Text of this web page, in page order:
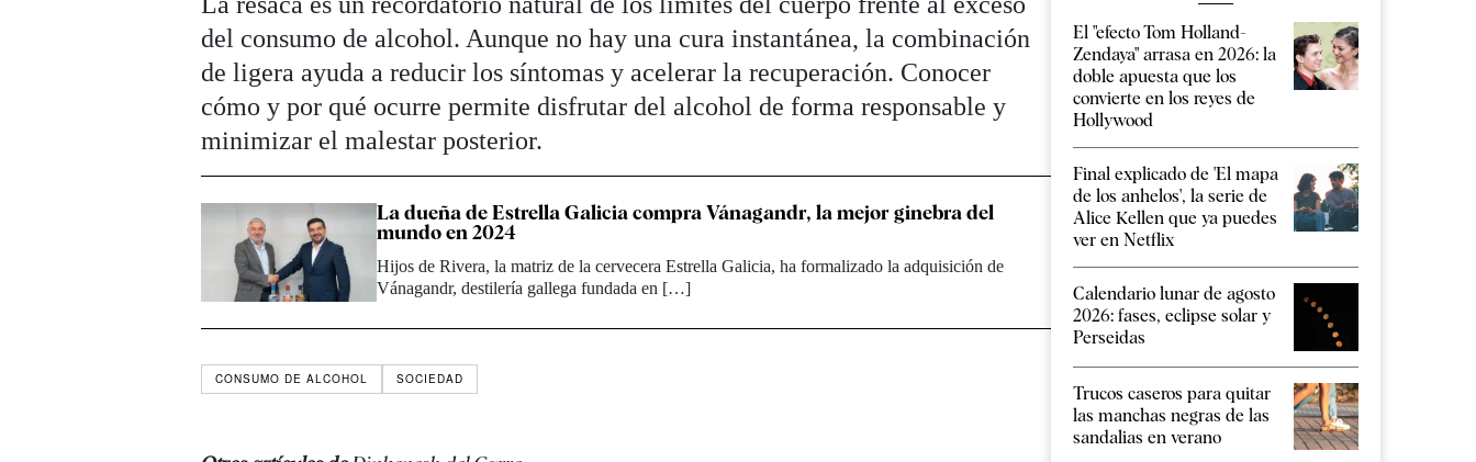
del consumo de alcohol. Aunque no hay una cura instantánea, la combinación
de ligera ayuda a reducir los síntomas y acelerar la recuperación. Conocer
cómo y por qué ocurre permite disfrutar del alcohol de forma responsable y
minimizar el malestar posterior.
La dueña de Estrella Galicia compra Vánagandr, la mejor ginebra del
mundo en 2024
Hijos de Rivera, la matriz de la cervecera Estrella Galicia, ha formalizado la adquisición de
Vánagandr, destilería gallega fundada en […]
CONSUMO DE ALCOHOL SOCIEDAD
El "efecto Tom Holland-
Zendaya" arrasa en 2026: la
doble apuesta que los
convierte en los reyes de
Hollywood
Final explicado de 'El mapa
de los anhelos', la serie de
Alice Kellen que ya puedes
ver en Netflix
Calendario lunar de agosto
2026: fases, eclipse solar y
Perseidas
Trucos caseros para quitar
las manchas negras de las
sandalias en verano